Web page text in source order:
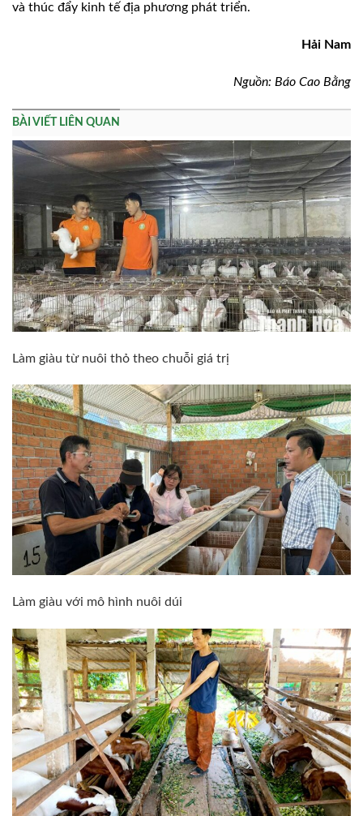
và thúc đẩy kinh tế địa phương phát triển.
Hải Nam
Nguồn: Báo Cao Bằng
BÀI VIẾT LIÊN QUAN
Làm giàu từ nuôi thỏ theo chuỗi giá trị
Làm giàu với mô hình nuôi dúi